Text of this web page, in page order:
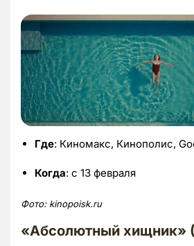
Где: Киномакс, Кинополис,
Когда: с 13 февраля
Фото: kinopoisk.ru
«Абсолютный хищник»